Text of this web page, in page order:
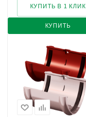
КУПИТЬ
КУПИТЬ В 1 КЛИК